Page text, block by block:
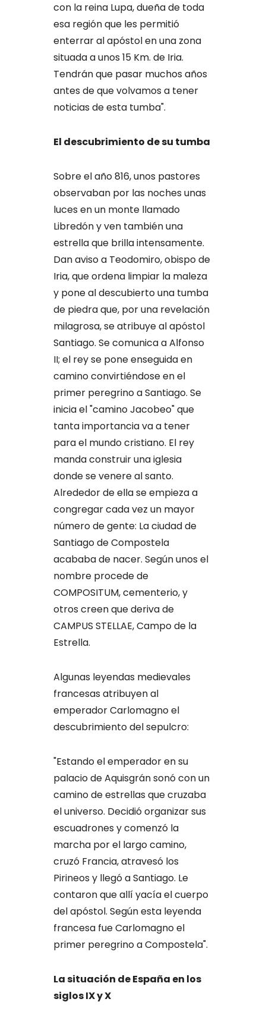
con la reina Lupa, dueña de toda
esa región que les permitió
enterrar al apóstol en una zona
situada a unos 15 Km. de Iria.
Tendrán que pasar muchos años
antes de que volvamos a tener
noticias de esta tumba".
El descubrimiento de su tumba
Sobre el año 816, unos pastores
observaban por las noches unas
luces en un monte llamado
Libredón y ven también una
estrella que brilla intensamente.
Dan aviso a Teodomiro, obispo de
Iria, que ordena limpiar la maleza
y pone al descubierto una tumba
de piedra que, por una revelación
milagrosa, se atribuye al apóstol
Santiago. Se comunica a Alfonso
II; el rey se pone enseguida en
camino convirtiéndose en el
primer peregrino a Santiago. Se
inicia el "camino Jacobeo" que
tanta importancia va a tener
para el mundo cristiano. El rey
manda construir una iglesia
donde se venere al santo.
Alrededor de ella se empieza a
congregar cada vez un mayor
número de gente: La ciudad de
Santiago de Compostela
acababa de nacer. Según unos el
nombre procede de
COMPOSITUM, cementerio, y
otros creen que deriva de
CAMPUS STELLAE, Campo de la
Estrella.
Algunas leyendas medievales
francesas atribuyen al
emperador Carlomagno el
descubrimiento del sepulcro:
"Estando el emperador en su
palacio de Aquisgrán sonó con un
camino de estrellas que cruzaba
el universo. Decidió organizar sus
escuadrones y comenzó la
marcha por el largo camino,
cruzó Francia, atravesó los
Pirineos y llegó a Santiago. Le
contaron que allí yacía el cuerpo
del apóstol. Según esta leyenda
francesa fue Carlomagno el
primer peregrino a Compostela".
La situación de España en los
siglos IX y X